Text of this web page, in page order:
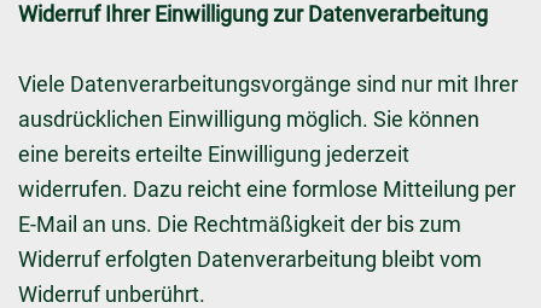
Widerruf Ihrer Einwilligung zur Datenverarbeitung
Viele Datenverarbeitungsvorgänge sind nur mit Ihrer
ausdrücklichen Einwilligung möglich. Sie können
eine bereits erteilte Einwilligung jederzeit
widerrufen. Dazu reicht eine formlose Mitteilung per
E-Mail an uns. Die Rechtmäßigkeit der bis zum
Widerruf erfolgten Datenverarbeitung bleibt vom
Widerruf unberührt.